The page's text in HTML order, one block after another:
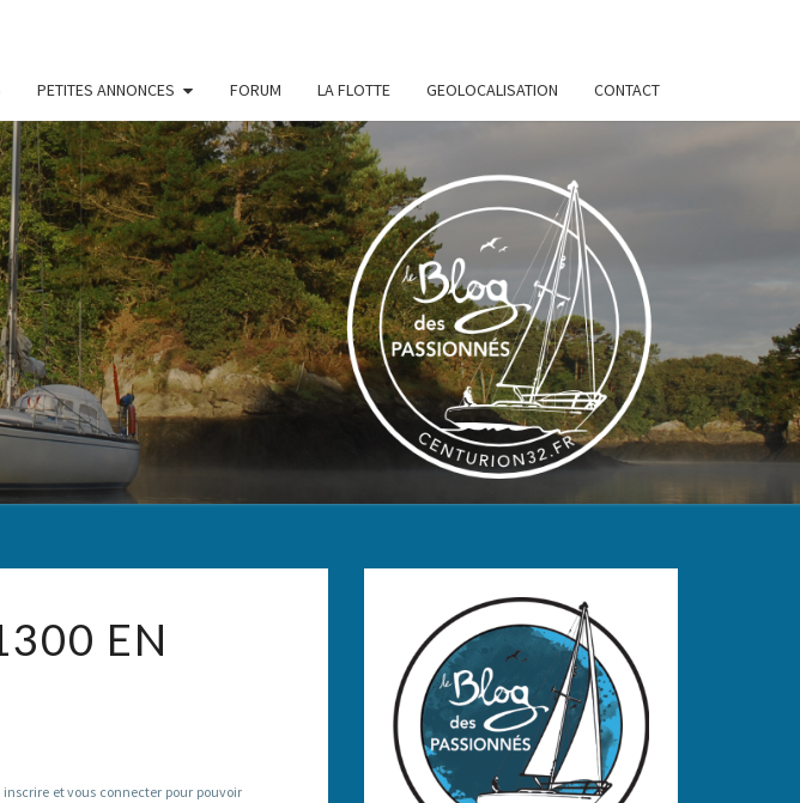
PETITES ANNONCES FORUM LA FLOTTE GEOLOCALISATION CONTACT
32
Le Blog
Des
EN
inscrire et vous connecter pour pouvoir